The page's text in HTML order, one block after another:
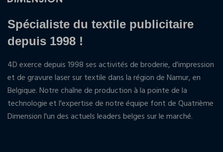
Spécialiste du textile publicitaire
depuis 1998 !
4D exerce depuis 1998 ses activités de broderie, d'impression
et de gravure laser sur textile dans la région de Namur, en
Belgique. Notre chaîne de production à la pointe de la
technologie et l'expertise de notre équipe font de Quatrième
Dimension l'un des actuels leaders belges sur le marché.